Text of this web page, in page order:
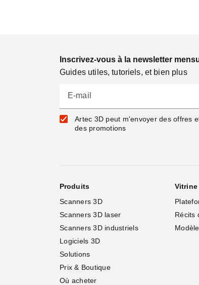
Inscrivez-vous à la newsletter
Guides utiles, tutoriels, et bien plus
E-mail
Artec 3D peut m'envoyer des offres
des promotions
Produits
Scanners 3D
Scanners 3D laser
Scanners 3D industriels
Logiciels 3D
Solutions
Prix & Boutique
Où acheter
Vitrine
Récits